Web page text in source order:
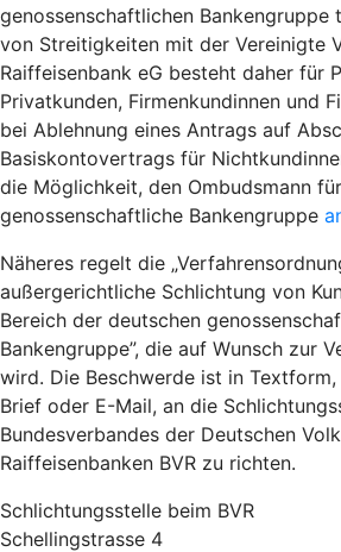
genossenschaftlichen Bankengruppe
von Streitigkeiten mit der Vereinigte
Raiffeisenbank eG besteht daher für
Privatkunden, Firmenkundinnen und
bei Ablehnung eines Antrags auf
Basiskontovertrags für
die Möglichkeit, den Ombudsmann
genossenschaftliche Bankengruppe
Näheres regelt die
außergerichtliche Schlichtung von
Bereich der deutschen
Bankengruppe”, die auf Wunsch zur
wird. Die Beschwerde ist in
Brief oder E-Mail, an die
Bundesverbandes der Deutschen
Raiffeisenbanken BVR zu richten.
Schlichtungsstelle beim BVR
Schellingstrasse 4